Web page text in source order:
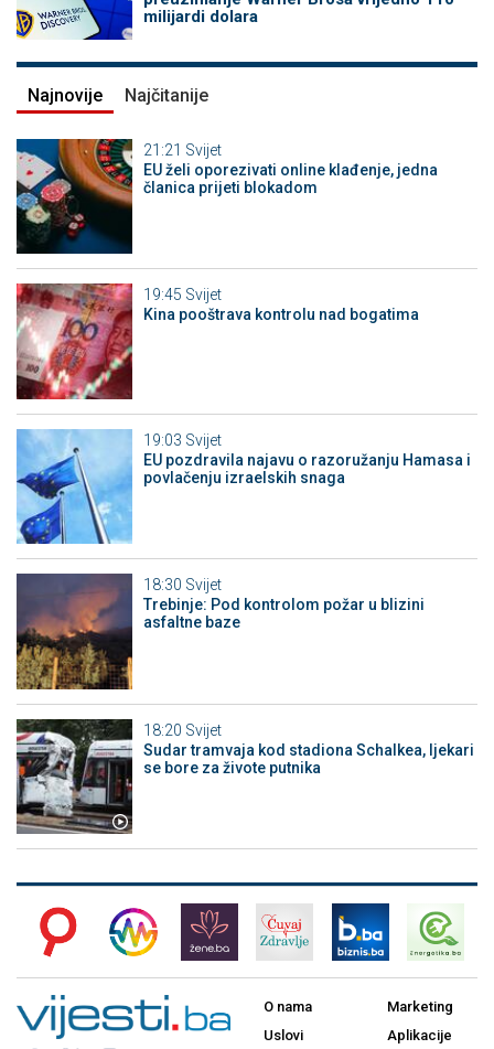
milijardi dolara
Najnovije Najčitanije
21:21 Svijet
EU želi oporezivati online klađenje, jedna
članica prijeti blokadom
19:45 Svijet
Kina pooštrava kontrolu nad bogatima
19:03 Svijet
EU pozdravila najavu o razoružanju Hamasa i
povlačenju izraelskih snaga
18:30 Svijet
Trebinje: Pod kontrolom požar u blizini
asfaltne baze
18:20 Svijet
Sudar tramvaja kod stadiona Schalkea, ljekari
se bore za živote putnika
O nama
Uslovi
Marketing
Aplikacije